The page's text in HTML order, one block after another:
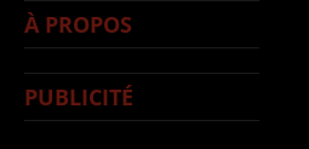
À PROPOS
PUBLICITÉ